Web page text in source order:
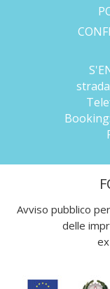
Booking:
Avviso pubblico
delle